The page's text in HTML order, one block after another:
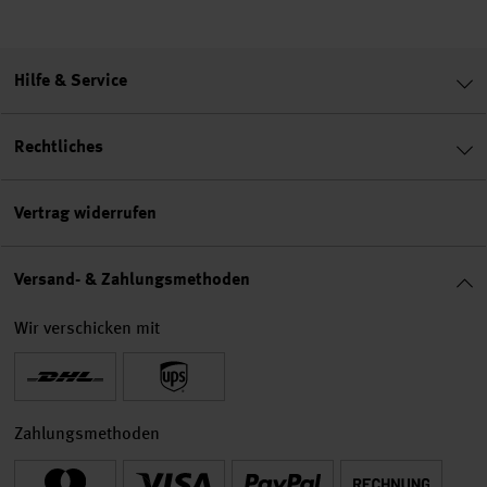
Hilfe & Service
Rechtliches
Vertrag widerrufen
Versand- & Zahlungsmethoden
Wir verschicken mit
Zahlungsmethoden